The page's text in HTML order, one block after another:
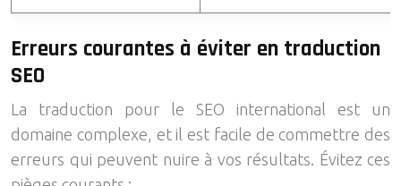
Erreurs courantes à éviter en traduction
SEO
La traduction pour le SEO international est un
domaine complexe, et il est facile de commettre des
erreurs qui peuvent nuire à vos résultats. Évitez ces